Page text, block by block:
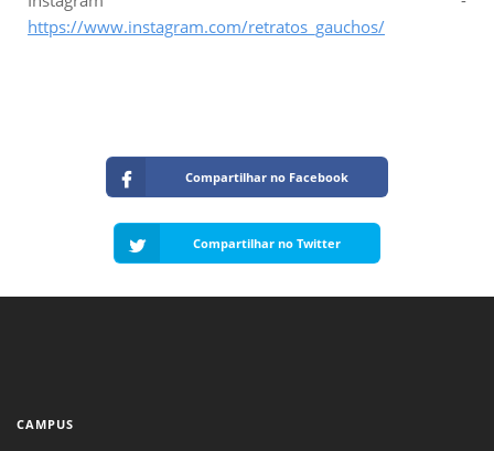
https://www.instagram.com/retratos_gauchos/
Compartilhar no Facebook
Compartilhar no Twitter
CAMPUS